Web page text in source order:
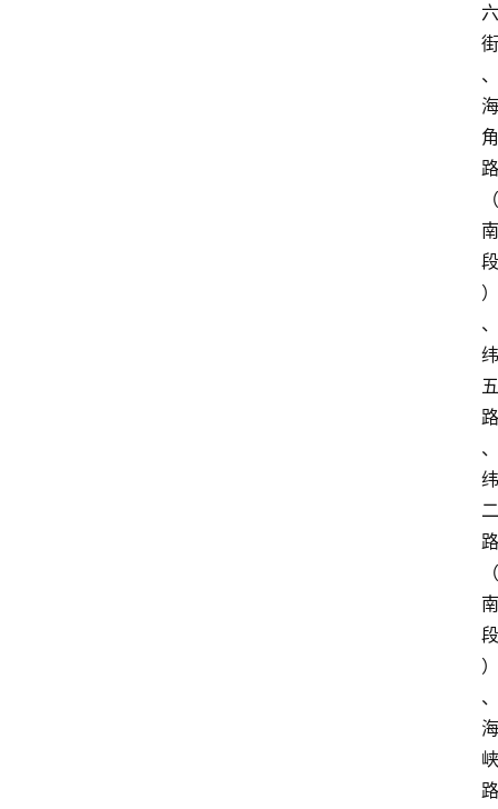
六
街
、
海
角
路
（
南
段
）
、
纬
五
路
、
纬
二
路
（
南
段
）
、
海
峡
路